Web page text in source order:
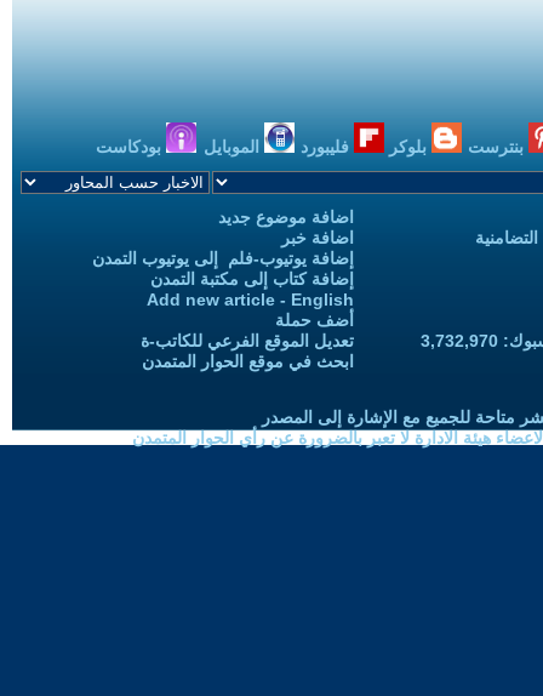
بنترست بلوكر فليبورد الموبايل بودكاست
اضافة موضوع جديد
اضافة خبر
إضافة يوتيوب-فلم إلى يوتيوب التمدن
إضافة كتاب إلى مكتبة التمدن
Add new article - English
أضف حملة
تعديل الموقع الفرعي للكاتب-ة
ابحث في موقع الحوار المتمدن
متاحة للجميع مع الإشارة إلى المصدر
هيئة الادارة لا تعبر بالضرورة عن رأي الحوار المتمدن